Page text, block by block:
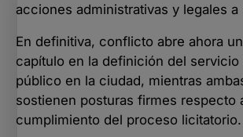
acciones administrativas y legales a
En definitiva, conflicto abre ahora
capítulo en la definición del servicio
público en la ciudad, mientras
sostienen posturas firmes respecto
cumplimiento del proceso licitatorio.